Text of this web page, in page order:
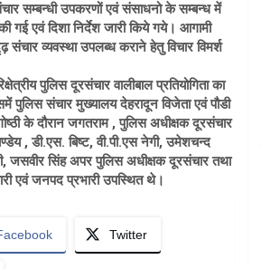
सम्बन्धी उपकरणों एवं संसाधनो के सम्बन्ध में
गई एवं दिशा निर्देश जारी किये गये। आगामी
व्यवस्था उपलब्ध कराने हेतु विचार विमर्श
पुलिस दूरसंचार वालीबाल प्रतियोगिता का
पुलिस संचार मुख्यालय देहरादून विजेता एवं पौडी
के दौरान जगतराम , पुलिस अधीक्षक दूरसंचार
, डी.एस. बिष्ट, वी.पी.एस नेगी, उमेशचन्द
जसवीर सिंह अपर पुलिस अधीक्षक दूरसंचार तथा
एवं जनपद प्रभारी उपस्थित थे।
Twitter